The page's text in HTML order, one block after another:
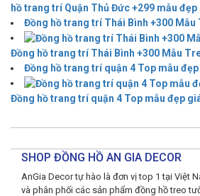
hồ trang trí Quận Thủ Đức +299 mẫu
Đồng hồ trang trí Thái Bình +300 Mẫu
Đồng hồ trang trí Thái Bình +300 Mẫu
Đồng hồ trang trí quận 4 Top mẫu
Đồng hồ trang trí quận 4 Top mẫu đẹp
SHOP ĐỒNG HỒ AN GIA DECOR
AnGia Decor tự hào là đơn vị top 1 tại Việt
và phân phối các sản phẩm đồng hồ treo